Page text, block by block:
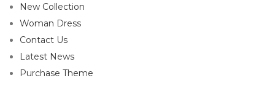
New Collection
Woman Dress
Contact Us
Latest News
Purchase Theme